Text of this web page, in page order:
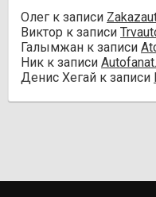
Олег к записи
Виктор к записи
Галымжан к записи
Ник к записи
Денис Хегай к записи